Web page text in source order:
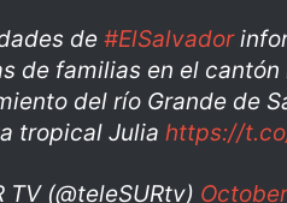
de#ElSalvador
de familias en el
del río Grande de
tropical Juliahttps://
(@teleSURtv)